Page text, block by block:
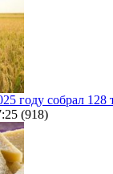
году собрал
(918)